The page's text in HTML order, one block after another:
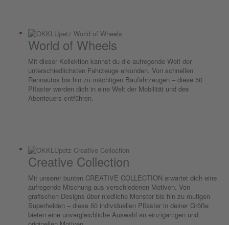
World of Wheels
Mit dieser Kollektion kannst du die aufregende Welt der
unterschiedlichsten Fahrzeuge erkunden. Von schnellen
Rennautos bis hin zu mächtigen Baufahrzeugen – diese 50
Pflaster werden dich in eine Welt der Mobilität und des
Abenteuers entführen.
Creative Collection
Mit unserer bunten CREATIVE COLLECTION erwartet dich eine
aufregende Mischung aus verschiedenen Motiven. Von
grafischen Designs über niedliche Monster bis hin zu mutigen
Superhelden – diese 50 individuellen Pflaster in deiner Größe
bieten eine unvergleichliche Auswahl an einzigartigen und